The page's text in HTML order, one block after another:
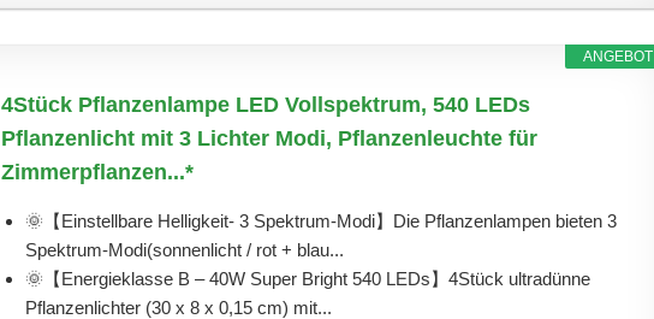
ANGEBOT
4Stück Pflanzenlampe LED Vollspektrum, 540 LEDs
Pflanzenlicht mit 3 Lichter Modi, Pflanzenleuchte für
Zimmerpflanzen...*
🌞【Einstellbare Helligkeit- 3 Spektrum-Modi】Die Pflanzenlampen bieten 3
Spektrum-Modi(sonnenlicht / rot + blau...
🌞【Energieklasse B – 40W Super Bright 540 LEDs】4Stück ultradünne
Pflanzenlichter (30 x 8 x 0,15 cm) mit...